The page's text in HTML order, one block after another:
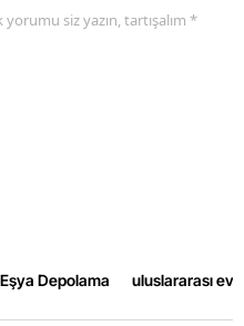
siz yazın, tartışalım *
Eşya Depolama uluslararası